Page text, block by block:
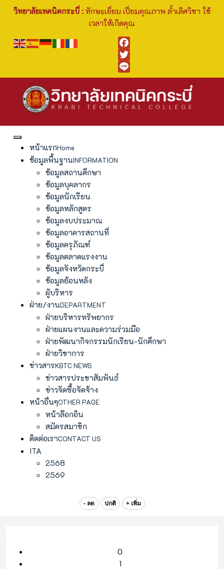
วิทยาลัยเทคนิคกระบี่ :ทักษะเยี่ยม เปี่ยมคุณภาพ ล้ำเลิศวิชา ใช้
เวลาให้เกิดคุณ
Facebook
Twitter
Line
หน้าแรกHome
ข้อมูลพื้นฐานINFORMATION
ข้อมูลสถานศึกษา
ข้อมูลบุคลากร
ข้อมูลนักเรียน
ข้อมูลหลักสูตร
ข้อมูลงบประมาณ
ข้อมูลอาคารสถานที่
ข้อมูลครุภัณฑ์
ข้อมูลตลาดแรงงาน
ข้อมูลจังหวัดกระบี่
ข้อมูลย้อนหลัง
ผู้บริหาร
ฝ่าย/งานDEPARTMENT
ฝ่ายบริหารทรัพยากร
ฝ่ายแผนงานและความร่วมมือ
ฝ่ายพัฒนากิจกรรมนักเรียน-นักศึกษา
ฝ่ายวิชาการ
ข่าวสารKBTC NEWS
ข่าวสารประชาสัมพันธ์
ข่าวจัดซื้อจัดจ้าง
หน้าอื่นๆOTHER PAGE
หน้าล๊อกอิน
สมัครสมาชิก
ติดต่อเราCONTACT US
ITA
2568
2569
- ลด ปกติ + เพิ่ม
0
1